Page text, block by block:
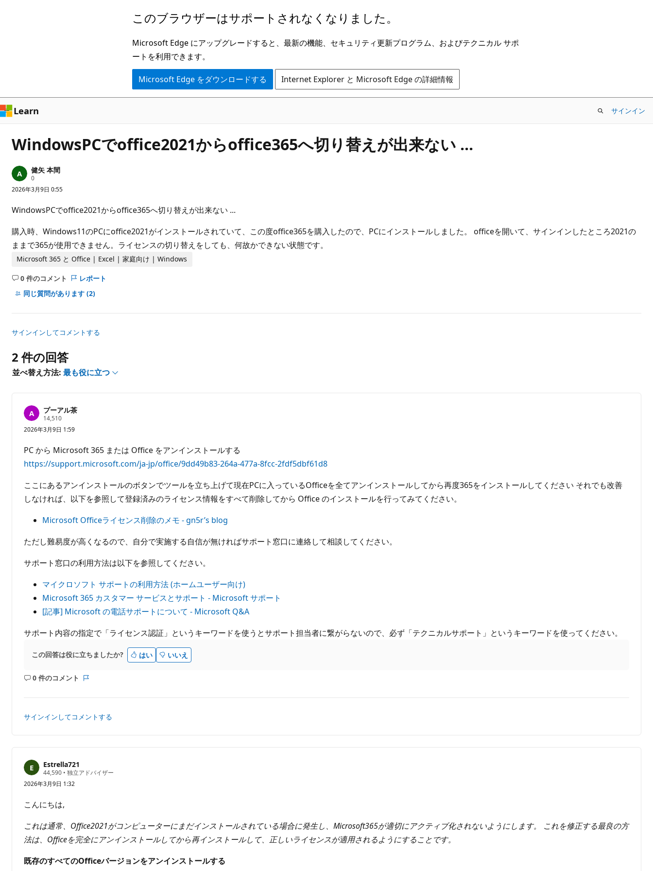
ン
ツ
に
ス
キ
プ
このブラウザーはサポートされなくなりました。
Microsoft Edge にアップグレードすると、最新の機能、セキュリティ更新プログラム、およびテクニカル サポ
ートを利用できます。
Microsoft Edge をダウンロードする Internet Explorer と Microsoft Edge の詳細情報
Learn サインイン
WindowsPCでoffice2021からoffice365へ切り替えが出来ない ...
健矢 本間
0評
価
の
イ
ン
2026年3月9日 0:55
WindowsPCでoffice2021からoffice365へ切り替えが出来ない ...
購入時、Windows11のPCにoffice2021がインストールされていて、この度office365を購入したので、PCにインストールしました。 officeを開いて、サインインしたところ2021の
ままで365が使用できません。ライセンスの切り替えをしても、何故かできない状態です。
Microsoft 365 と Office | Excel | 家庭向け | Windows
0 件のコメント
コ
メ
ト
あ
ま
せ
ん
レポート
同じ質問があります (2)
サインインしてコメントする
2 件の回答
並べ替え方法: 最も役に立つ
プーアル茶
14,510評
の
イ
ン
ト
2026年3月9日 1:59
PC から Microsoft 365 または Office をアンインストールする
https://support.microsoft.com/ja-jp/office/9dd49b83-264a-477a-8fcc-2fdf5dbf61d8
ここにあるアンインストールのボタンでツールを立ち上げて現在PCに入っているOfficeを全てアンインストールしてから再度365をインストールしてください それでも改善
しなければ、以下を参照して登録済みのライセンス情報をすべて削除してから Office のインストールを行ってみてください。
Microsoft Officeライセンス削除のメモ - gn5r’s blog
ただし難易度が高くなるので、自分で実施する自信が無ければサポート窓口に連絡して相談してください。
サポート窓口の利用方法は以下を参照してください。
マイクロソフト サポートの利用方法 (ホームユーザー向け)
Microsoft 365 カスタマー サービスとサポート - Microsoft サポート
[記事] Microsoft の電話サポートについて - Microsoft Q&A
サポート内容の指定で「ライセンス認証」というキーワードを使うとサポート担当者に繋がらないので、必ず「テクニカルサポート」というキーワードを使ってください。
この回答は役に立ちましたか? はい いいえ
0 件のコメント
コ
ト
あ
せ
ん
ト
サインインしてコメントする
Estrella721
44,590 評
の
ン
• 独立アドバイザー
2026年3月9日 1:32
こんにちは,
これは通常、Office2021がコンピューターにまだインストールされている場合に発生し、Microsoft365が適切にアクティブ化されないようにします。 これを修正する最良の方
法は、Officeを完全にアンインストールしてから再インストールして、正しいライセンスが適用されるようにすることです。
既存のすべてのOfficeバージョンをアンインストールする